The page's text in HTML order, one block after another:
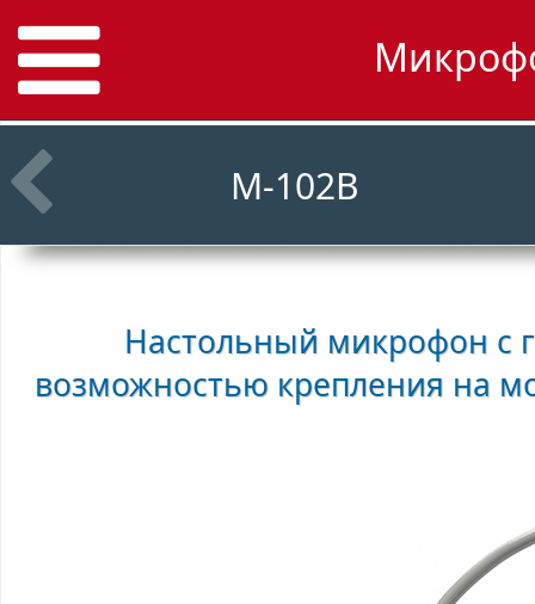
M-102B
Настольный микрофон с
возможностью крепления на